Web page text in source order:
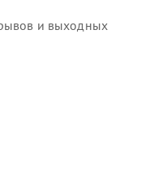
и выходных